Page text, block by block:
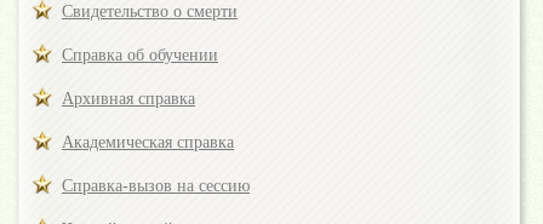
Свидетельство о смерти
Справка об обучении
Архивная справка
Академическая справка
Справка-вызов на сессию